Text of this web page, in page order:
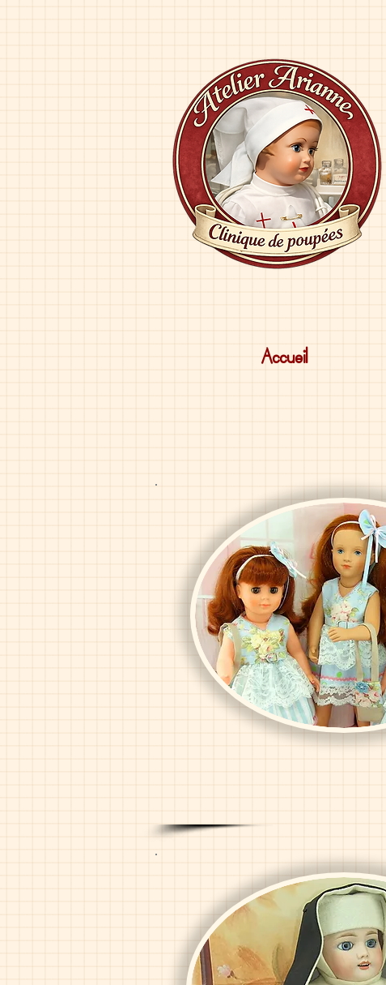
Accueil